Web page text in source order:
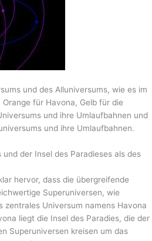
und des Alluniversums, wie es im
für Havona, Gelb für die
und ihre Umlaufbahnen und
und ihre Umlaufbahnen.
der Insel des Paradieses als des
hervor, dass die übergreifende
Superuniversen, wie
zentrales Universum namens Havona
liegt die Insel des Paradies, die der
Superuniversen kreisen um das